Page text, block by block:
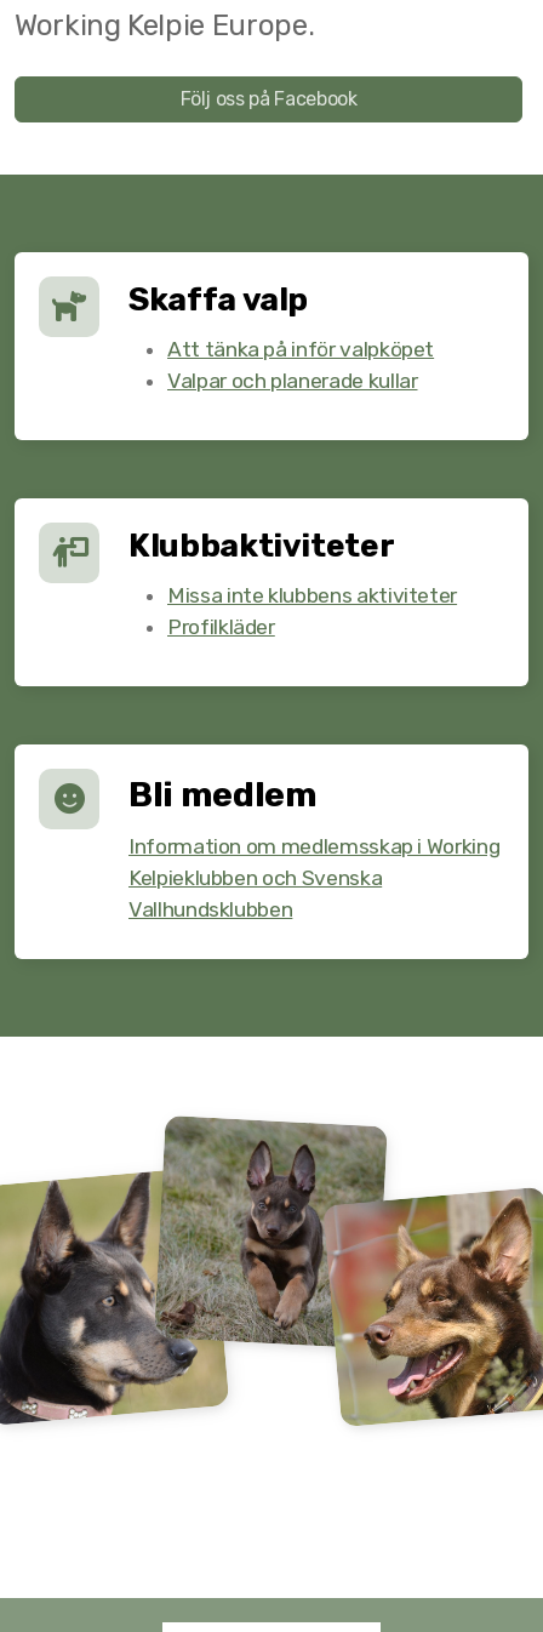
Working Kelpie Europe.
Följ oss på Facebook
Skaffa valp
Att tänka på inför valpköpet
Valpar och planerade kullar
Klubbaktiviteter
Missa inte klubbens aktiviteter
Profilkläder
Bli medlem
Information om medlemsskap i Working
Kelpieklubben och Svenska
Vallhundsklubben
Working Kelpiemästerskapet
Vallhundskurs och Hela WK Sverige vallar